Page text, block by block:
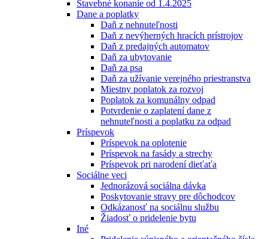
Stavebné konanie od 1.4.2025
Dane a poplatky
Daň z nehnuteľnosti
Daň z nevýherných hracích prístrojov
Daň z predajných automatov
Daň za ubytovanie
Daň za psa
Daň za užívanie verejného priestranstva
Miestny poplatok za rozvoj
Poplatok za komunálny odpad
Potvrdenie o zaplatení dane z
nehnuteľnosti a poplatku za odpad
Príspevok
Príspevok na oplotenie
Príspevok na fasády a strechy
Príspevok pri narodení dieťaťa
Sociálne veci
Jednorázová sociálna dávka
Poskytovanie stravy pre dôchodcov
Odkázanosť na sociálnu službu
Žiadosť o pridelenie bytu
Iné